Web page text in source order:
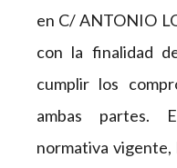
en C/ ANTONIO
con la finalidad
cumplir los
ambas partes.
normativa vigente,